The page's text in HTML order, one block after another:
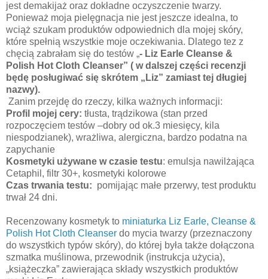
jest demakijaż oraz dokładne oczyszczenie twarzy.
Ponieważ moja pielęgnacja nie jest jeszcze idealna, to
wciąż szukam produktów odpowiednich dla mojej skóry,
które spełnią wszystkie moje oczekiwania. Dlatego tez z
chęcią zabrałam się do testów „- Liz Earle Cleanse &
Polish Hot Cloth Cleanser” ( w dalszej części recenzji
będę posługiwać się skrótem „Liz” zamiast tej długiej
nazwy).
Zanim przejdę do rzeczy, kilka ważnych informacji:
Profil mojej cery: tłusta, trądzikowa (stan przed
rozpoczęciem testów –dobry od ok.3 miesięcy, kila
niespodzianek), wrażliwa, alergiczna, bardzo podatna na
zapychanie
Kosmetyki używane w czasie testu: emulsja nawilżająca
Cetaphil, filtr 30+, kosmetyki kolorowe
Czas trwania testu: pomijając małe przerwy, test produktu
trwał 24 dni.
Recenzowany kosmetyk to miniaturka Liz Earle, Cleanse &
Polish Hot Cloth Cleanser do mycia twarzy (przeznaczony
do wszystkich typów skóry), do której była także dołączona
szmatka muślinowa, przewodnik (instrukcja użycia),
„książeczka” zawierająca składy wszystkich produktów